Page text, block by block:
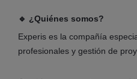
🔹 ¿Quiénes somos?
Experis es la compañía
profesionales y gestión de